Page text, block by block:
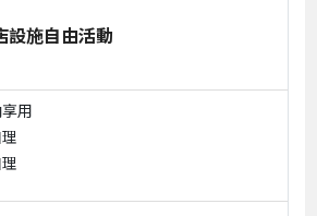
設施自由活動
用